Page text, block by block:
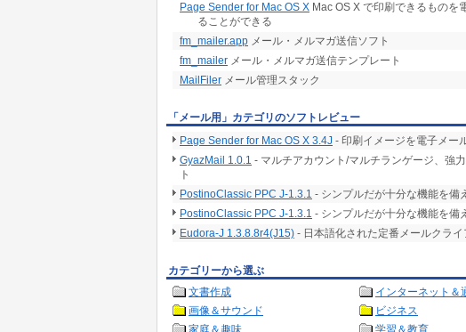
Page Sender for Mac OS X Mac OS X で印刷できるものを
ることができる
fm_mailer.app メール・メルマガ送信ソフト
fm_mailer メール・メルマガ送信テンプレート
MailFiler メール管理スタック
「メール用」カテゴリのソフトレビュー
Page Sender for Mac OS X 3.4J - 印刷イメージを電子メー
GyazMail 1.0.1 - マルチアカウント/マルチランゲージ、強
ト
PostinoClassic PPC J-1.3.1 - シンプルだが十分な機能を備
PostinoClassic PPC J-1.3.1 - シンプルだが十分な機能を備
Eudora-J 1.3.8.8r4(J15) - 日本語化された定番メールクライ
カテゴリーから選ぶ
文書作成
インターネット＆
画像＆サウンド
ビジネス
家庭＆趣味
学習＆教育